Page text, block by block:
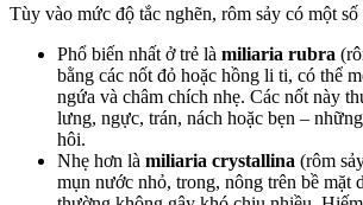
Tùy vào mức độ tắc nghẽn, rôm sảy có một số
Phổ biến nhất ở trẻ là miliaria rubra
bằng các nốt đỏ hoặc hồng li ti, có thể
ngứa và châm chích nhẹ. Các nốt này
lưng, ngực, trán, nách hoặc bẹn –
hôi.
Nhẹ hơn là miliaria crystallina (rôm
mụn nước nhỏ, trong, nông trên bề mặt